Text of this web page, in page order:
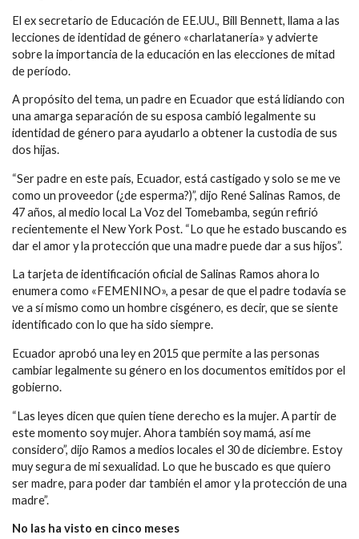
El ex secretario de Educación de EE.UU., Bill Bennett, llama a las
lecciones de identidad de género «charlatanería» y advierte
sobre la importancia de la educación en las elecciones de mitad
de período.
A propósito del tema, un padre en Ecuador que está lidiando con
una amarga separación de su esposa cambió legalmente su
identidad de género para ayudarlo a obtener la custodia de sus
dos hijas.
“Ser padre en este país, Ecuador, está castigado y solo se me ve
como un proveedor (¿de esperma?)”, dijo René Salinas Ramos, de
47 años, al medio local La Voz del Tomebamba, según refirió
recientemente el New York Post. “Lo que he estado buscando es
dar el amor y la protección que una madre puede dar a sus hijos”.
La tarjeta de identificación oficial de Salinas Ramos ahora lo
enumera como «FEMENINO», a pesar de que el padre todavía se
ve a sí mismo como un hombre cisgénero, es decir, que se siente
identificado con lo que ha sido siempre.
Ecuador aprobó una ley en 2015 que permite a las personas
cambiar legalmente su género en los documentos emitidos por el
gobierno.
“Las leyes dicen que quien tiene derecho es la mujer. A partir de
este momento soy mujer. Ahora también soy mamá, así me
considero”, dijo Ramos a medios locales el 30 de diciembre. Estoy
muy segura de mi sexualidad. Lo que he buscado es que quiero
ser madre, para poder dar también el amor y la protección de una
madre”.
No las ha visto en cinco meses